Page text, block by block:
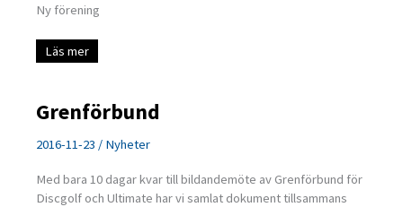
Ny förening
Sollefteå
Discgolf
Läs mer
Grenförbund
2016-11-23 / Nyheter
Med bara 10 dagar kvar till bildandemöte av Grenförbund för
Discgolf och Ultimate har vi samlat dokument tillsammans